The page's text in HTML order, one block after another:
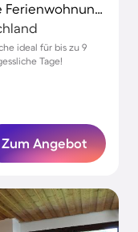
Voll ausgestattete weiträumige Ferienwohnung mit Terrasse und Grill
ideal für bis zu 9
Tage!
Zum Angebot